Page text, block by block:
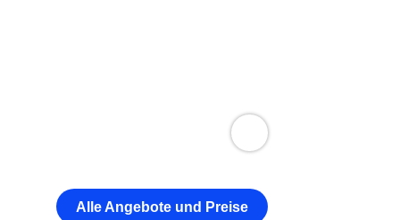
Alle Angebote und Preise